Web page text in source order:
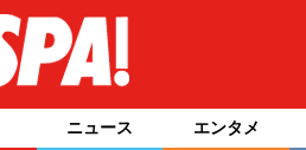
ニュース エンタメ